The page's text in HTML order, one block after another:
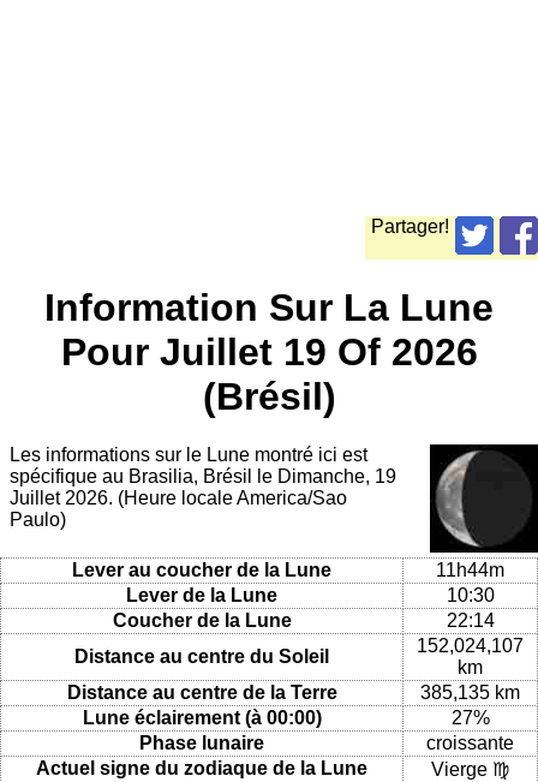
Partager!
Information Sur La Lune
Pour Juillet 19 Of 2026
(Brésil)
Les informations sur le Lune montré ici est
spécifique au Brasilia, Brésil le Dimanche, 19
Juillet 2026. (Heure locale America/Sao
Paulo)
Lever au coucher de la Lune
11h44m
Lever de la Lune
10:30
Coucher de la Lune
22:14
Distance au centre du Soleil
152,024,107
km
Distance au centre de la Terre
385,135 km
Lune éclairement (à 00:00)
27%
Phase lunaire
croissante
Actuel signe du zodiaque de la Lune
Vierge ♍